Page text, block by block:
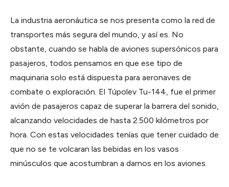
móvil
Equipos
NUEVO
permisos finos
Asistente IA de
Aiden
Buzón
Tu correspondencia digital
La app
Gestión desde móvil
Equipos NUEVO
Multi-usuario · permisos finos
Lunnar
Asistente IA de Aiden
La industria aeronáutica se nos presenta como la red de
transportes más segura del mundo, y así es. No
obstante, cuando se habla de aviones supersónicos para
pasajeros, todos pensamos en que ese tipo de
maquinaria solo está dispuesta para aeronaves de
combate o exploración. El Túpolev Tu-144, fue el primer
avión de pasajeros capaz de superar la barrera del sonido,
alcanzando velocidades de hasta 2.500 kilómetros por
hora. Con estas velocidades tenías que tener cuidado de
que no se te volcaran las bebidas en los vasos
minúsculos que acostumbran a darnos en los aviones.